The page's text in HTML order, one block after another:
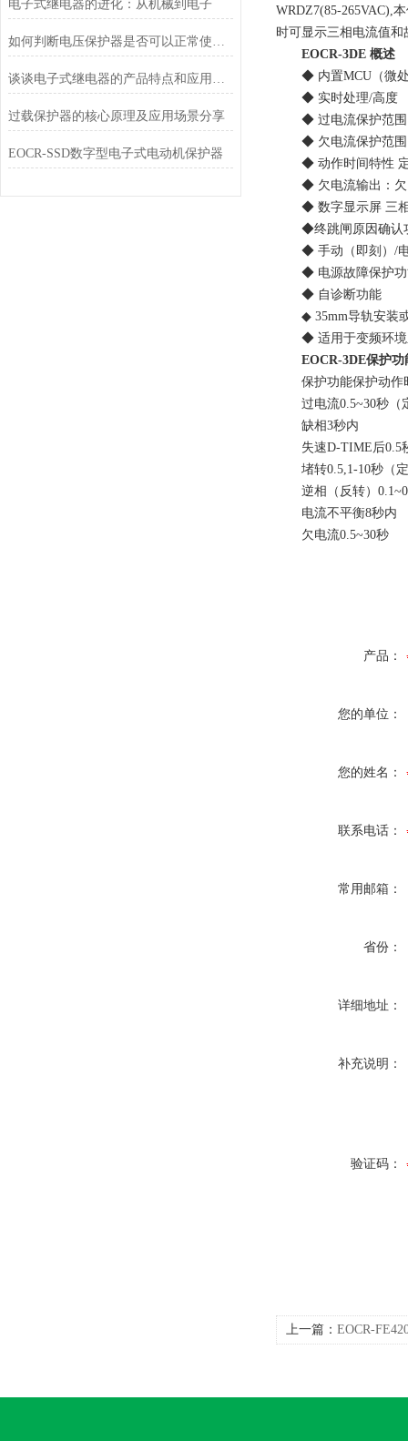
电子式继电器的进化：从机械到电子
如何判断电压保护器是否可以正常使用？
谈谈电子式继电器的产品特点和应用行业
过载保护器的核心原理及应用场景分享
EOCR-SSD数字型电子式电动机保护器
WRDZ7(85-265VAC),
时可显示三相电流值
EOCR-3DE 概述
◆ 内置MCU（微处
◆ 实时处理/高度
◆ 过电流保护范围：
◆ 欠电流保护范围
◆ 动作时间特性 定时
◆ 欠电流输出：欠电
◆ 数字显示屏 三相
◆终跳闸原因确认功
◆ 手动（即刻）/电
◆ 电源故障保护功
◆ 自诊断功能
◆ 35mm导轨安装或
◆ 适用于变频环境
EOCR-3DE保护功
保护功能保护动作
过电流0.5~30秒（定
缺相3秒内
失速D-TIME后0.5
堵转0.5,1-10秒（定
逆相（反转）
电流不平衡8秒内
欠电流0.5~30秒
产品：
您的单位：
您的姓名：
联系电话：
常用邮箱：
省份：
详细地址：
补充说明：
验证码：
上一篇： EOCR-